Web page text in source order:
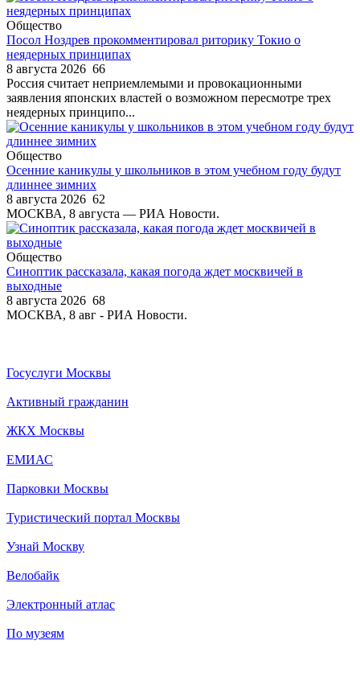
Общество
Посол Ноздрев прокомментировал риторику Токио о
неядерных принципах
8 августа 2026 66
Россия считает неприемлемыми и провокационными
заявления японских властей о возможном пересмотре трех
неядерных принципо...
Общество
Осенние каникулы у школьников в этом учебном году будут
длиннее зимних
8 августа 2026 62
МОСКВА, 8 августа — РИА Новости.
Общество
Синоптик рассказала, какая погода ждет москвичей в
выходные
8 августа 2026 68
МОСКВА, 8 авг - РИА Новости.
Госуслуги Москвы
Активный гражданин
ЖКХ Москвы
ЕМИАС
Парковки Москвы
Туристический портал Москвы
Узнай Москву
Велобайк
Электронный атлас
По музеям